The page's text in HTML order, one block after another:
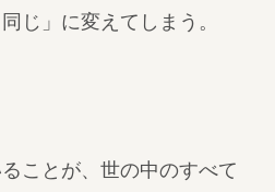
じ」に変えてしまう。
ことが、世の中のすべて